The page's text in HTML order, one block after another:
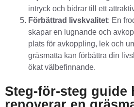
intryck och bidrar till ett
Förbättrad livskvalitet: En
skapar en lugnande och
plats för avkoppling, lek och
gräsmatta kan förbättra din
ökat välbefinnande.
Steg-för-steg guide